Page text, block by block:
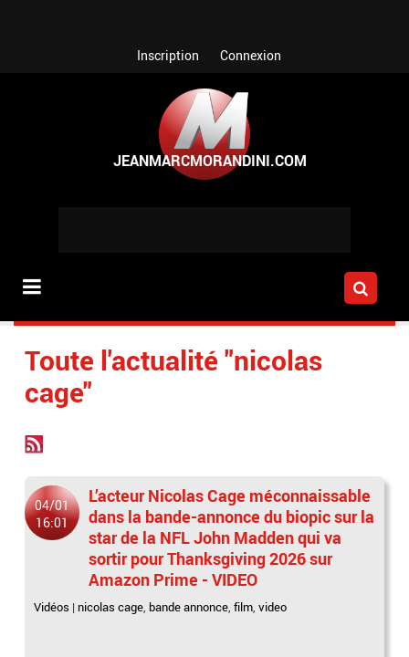
Inscription Connexion
Toute l'actualité "nicolas
cage"
04/01
16:01
L’acteur Nicolas Cage méconnaissable
dans la bande-annonce du biopic sur la
star de la NFL John Madden qui va
sortir pour Thanksgiving 2026 sur
Amazon Prime - VIDEO
Vidéos | nicolas cage, bande annonce,film,video